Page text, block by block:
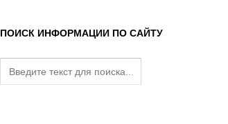
ПОИСК ИНФОРМАЦИИ ПО САЙТУ